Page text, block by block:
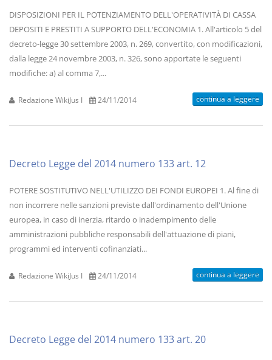
DISPOSIZIONI PER IL POTENZIAMENTO DELL'OPERATIVITÀ DI CASSA
DEPOSITI E PRESTITI A SUPPORTO DELL'ECONOMIA 1. All'articolo 5 del
decreto-legge 30 settembre 2003, n. 269, convertito, con modificazioni,
dalla legge 24 novembre 2003, n. 326, sono apportate le seguenti
modifiche: a) al comma 7,...
Redazione WikiJus I 24/11/2014 continua a leggere
Decreto Legge del 2014 numero 133 art. 12
POTERE SOSTITUTIVO NELL'UTILIZZO DEI FONDI EUROPEI 1. Al fine di
non incorrere nelle sanzioni previste dall'ordinamento dell'Unione
europea, in caso di inerzia, ritardo o inadempimento delle
amministrazioni pubbliche responsabili dell'attuazione di piani,
programmi ed interventi cofinanziati...
Redazione WikiJus I 24/11/2014 continua a leggere
Decreto Legge del 2014 numero 133 art. 20